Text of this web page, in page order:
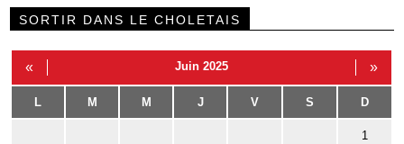
SORTIR DANS LE CHOLETAIS
« Juin 2025 »
L M M J V S D
1